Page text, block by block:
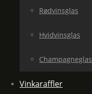
Rødvinsglas
Hvidvinsglas
Champagneglas
Vinkaraffler